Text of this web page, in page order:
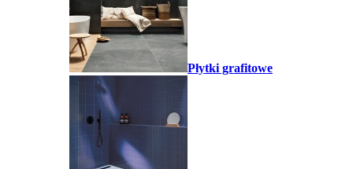
Płytki grafitowe